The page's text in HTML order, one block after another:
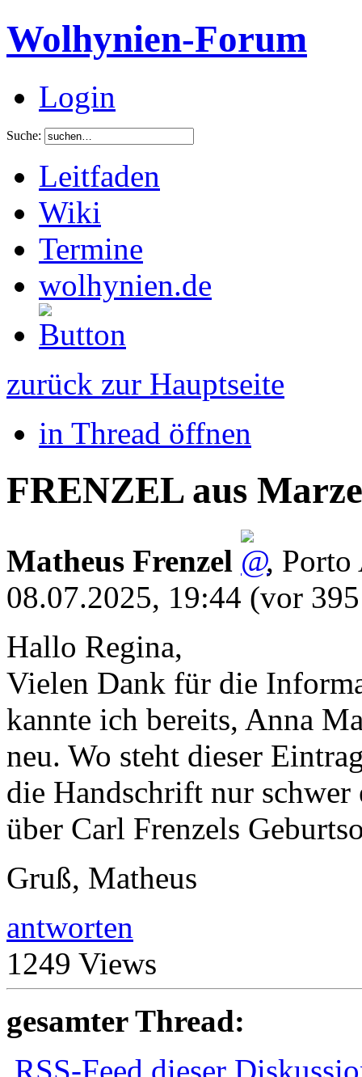
Wolhynien-Forum
Login
Suche:
Leitfaden
Wiki
Termine
wolhynien.de
zurück zur Hauptseite
in Thread öffnen
FRENZEL aus
Matheus Frenzel , Porto
08.07.2025, 19:44 (vor
Hallo Regina,
Vielen Dank für die
kannte ich bereits, Anna
neu. Wo steht dieser
die Handschrift nur
über Carl Frenzels
Gruß, Matheus
antworten
1249 Views
gesamter Thread:
RSS-Feed dieser